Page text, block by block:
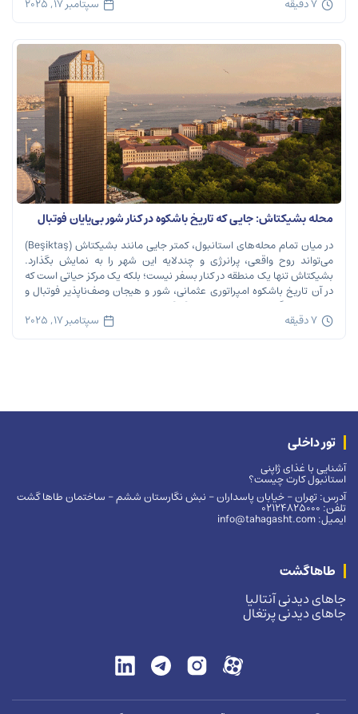
7 دقیقه سپتامبر 17, 2025
محله بشیکتاش: جایی که تاریخ باشکوه در کنار شور بی‌پایان فوتبال
نفس می‌کشد
در میان تمام محله‌های استانبول، کمتر جایی مانند بشیکتاش (Beşiktaş)
می‌تواند روح واقعی، پرانرژی و چندلایه این شهر را به نمایش بگذارد.
بشیکتاش تنها یک منطقه در کنار بسفر نیست؛ بلکه یک مرکز حیاتی است که
در آن تاریخ باشکوه امپراتوری عثمانی، شور و هیجان وصف‌ناپذیر فوتبال و
ریتم تند زندگی مدرن شهری در هم […]
7 دقیقه سپتامبر 17, 2025
طاهاگشت
جاهای دیدنی آنتالیا
جاهای دیدنی پرتغال
تور داخلی
آشنایی با غذای ژاپنی
استانبول کارت چیست؟
آدرس: تهران – خیابان پاسداران – نبش نگارستان ششم – ساختمان طاها گشت
تلفن: 02124825000
ایمیل: info@tahagasht.com